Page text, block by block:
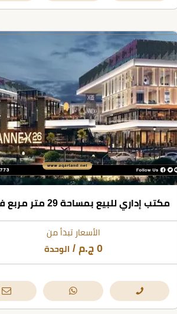
الأسعار تبدأ من
0 ج.م / الوحدة